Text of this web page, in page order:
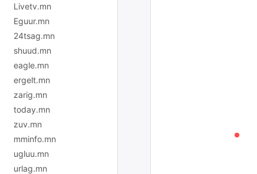
Livetv.mn
Eguur.mn
24tsag.mn
shuud.mn
eagle.mn
ergelt.mn
zarig.mn
today.mn
zuv.mn
mminfo.mn
ugluu.mn
urlag.mn